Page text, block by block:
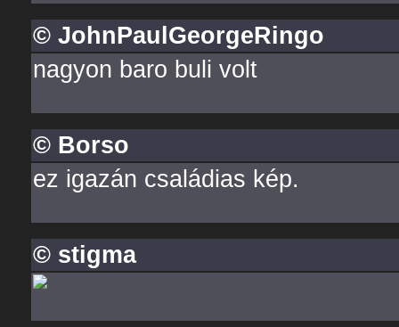
© JohnPaulGeorgeRingo
nagyon baro buli volt
© Borso
ez igazán családias kép.
© stigma